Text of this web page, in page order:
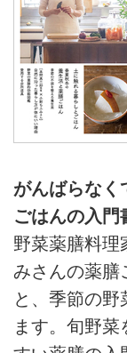
がんばらなく
ごはんの入門
野菜薬膳料理
みさんの薬膳
と、季節の野
ます。旬野